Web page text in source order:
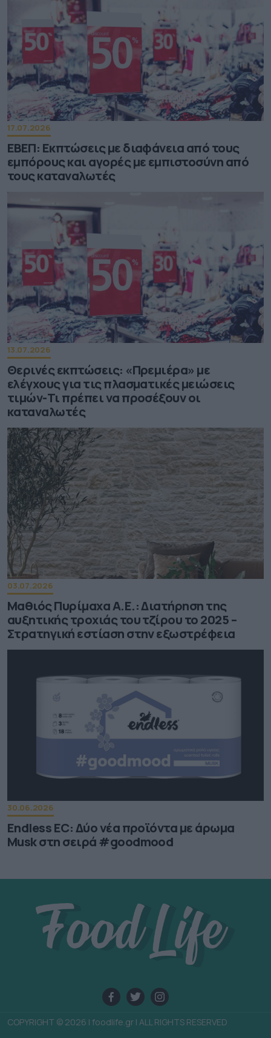
17.07.2026
ΕΒΕΠ: Εκπτώσεις με διαφάνεια από τους
εμπόρους και αγορές με εμπιστοσύνη από
τους καταναλωτές
13.07.2026
Θερινές εκπτώσεις: «Πρεμιέρα» με
ελέγχους για τις πλασματικές μειώσεις
τιμών-Τι πρέπει να προσέξουν οι
καταναλωτές
03.07.2026
Μαθιός Πυρίμαχα Α.Ε.: Διατήρηση της
αυξητικής τροχιάς του τζίρου το 2025 –
Στρατηγική εστίαση στην εξωστρέφεια
30.06.2026
Endless EC: Δύο νέα προϊόντα με άρωμα
Musk στη σειρά #goodmood
COPYRIGHT © 2026 | foodlife.gr | ALL RIGHTS RESERVED